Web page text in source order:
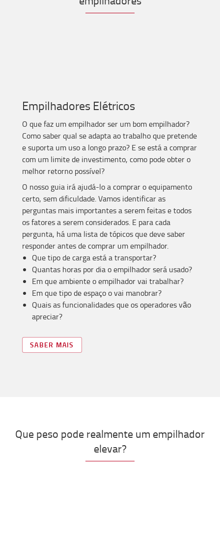
Empilhadores Elétricos
O que faz um empilhador ser um bom empilhador?
Como saber qual se adapta ao trabalho que pretende
e suporta um uso a longo prazo? E se está a comprar
com um limite de investimento, como pode obter o
melhor retorno possível?
O nosso guia irá ajudá-lo a comprar o equipamento
certo, sem dificuldade. Vamos identificar as
perguntas mais importantes a serem feitas e todos
os fatores a serem considerados. E para cada
pergunta, há uma lista de tópicos que deve saber
responder antes de comprar um empilhador.
Que tipo de carga está a transportar?
Quantas horas por dia o empilhador será usado?
Em que ambiente o empilhador vai trabalhar?
Em que tipo de espaço o vai manobrar?
Quais as funcionalidades que os operadores vão
apreciar?
SABER MAIS
Que peso pode realmente um empilhador
elevar?